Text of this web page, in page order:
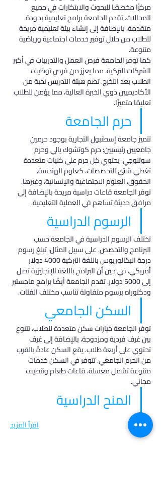
مركزًا مخصصًا للبحوث والابتكارات في جميع
المجالات. تقدم الجامعة برامج تعليمية بجودة
متقدمة، بالإضافة إلى إنشاء بيئة تعليمية مريحة
للطلاب من خلال توفير خدمات اجتماعية ورياضية
متنوعة.
كما توفر الجامعة فرص العمل والتدريبات في أكبر
الشركات التركية، مما يعزز من فرص توظيف
الطلاب بعد التخرج. تضم هيئة التدريس نخبة من
الأكاديميين ذوي الخبرة العالية، مما يؤمن للطلاب
تعليمًا متميزًا.
حرم الجامعة
تتميز جامعة إسطنبول التجارية بوجود حرمين
جامعيين رئيسيين: حرم كوتشوك يالي وحرم
سوتلوجي. يحتوي كل حرم على كليات متعددة
تغطي شتى التخصصات، كعلوم الهندسة،
الحقوق، العلوم الاجتماعية والإنسانية، وغيرها.
توفر الجامعة قاعات دراسية مريحة بالإضافة إلى
مرافق حديثة تساهم في العملية التعليمية.
الرسوم الدراسية
تختلف الرسوم الدراسية في الجامعة حسب
البرنامج والتخصص. على سبيل المثال، تبلغ رسوم
درجة البكالوريوس باللغة التركية 4000 دولار
أمريكي، في حين أن البرامج باللغة الإنجليزية تصل
إلى 5000 دولار. تقدم الجامعة أيضًا برامج ماجستير
ودكتوراه برسوم متفاوتة تناسب مختلف الفئات.
السكن الجامعي
توفر الجامعة خيارات سكن متعددة للطلاب، تتنوع
بين غرف فردية ومزدوجة، بالإضافة إلى غرف
تحتوي على أربعة طلاب. يقع السكن عادةً بالقرب
من الحرم الجامعي. تتوفر في السكن خدمات
متنوعة تشمل مغسلة، قاعات طعام وتنظيف
مجاني.
المنح الدراسية
اقرأ المزيد